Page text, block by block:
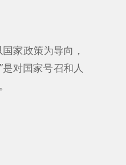
家政策为导向，
是对国家号召和人